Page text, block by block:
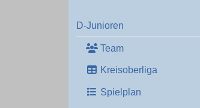
D-Junioren
Team
Kreisoberliga
Spielplan